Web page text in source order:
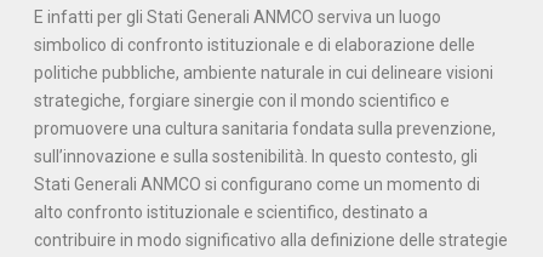
E infatti per gli Stati Generali ANMCO serviva un luogo
simbolico di confronto istituzionale e di elaborazione delle
politiche pubbliche, ambiente naturale in cui delineare visioni
strategiche, forgiare sinergie con il mondo scientifico e
promuovere una cultura sanitaria fondata sulla prevenzione,
sull’innovazione e sulla sostenibilità. In questo contesto, gli
Stati Generali ANMCO si configurano come un momento di
alto confronto istituzionale e scientifico, destinato a
contribuire in modo significativo alla definizione delle strategie